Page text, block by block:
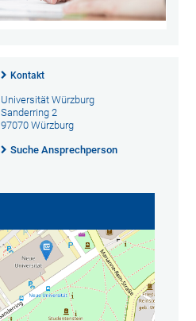
Kontakt
Universität Würzburg
Sanderring 2
97070 Würzburg
Suche Ansprechperson